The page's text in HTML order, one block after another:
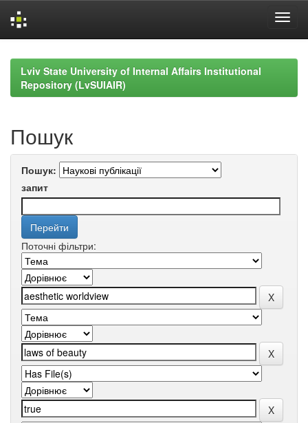
navigationLviv State University of Internal Affairs Institutional
Repository (LvSUIAIR)
Пошук
Пошук:
запит
Поточні фільтри: